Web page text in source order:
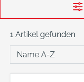
1 Artikel gefunden